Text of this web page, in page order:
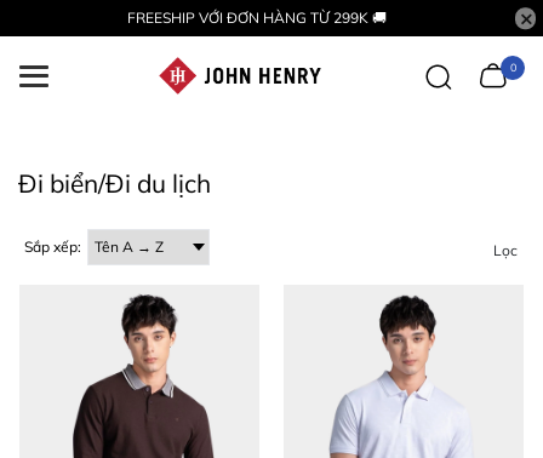
FREESHIP VỚI ĐƠN HÀNG TỪ 299K 🚚
0
Đi biển/Đi du lịch
Sắp xếp: Lọc